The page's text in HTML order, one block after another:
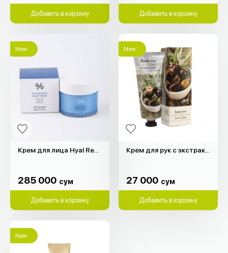
Добавить в корзину Добавить в корзину
New
Крем для лицa Hyal Reyouth Dr.Ceuracle (60гр)
285 000 сум
Добавить в корзину
New
Крем для рук с экстрактом оливкового масла (100гр)
27 000 сум
Добавить в корзину
New